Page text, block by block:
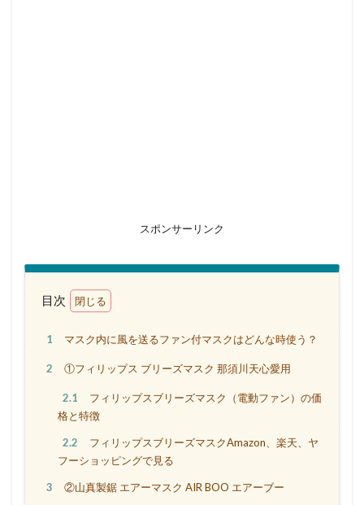
スポンサーリンク
目次
1 マスク内に風を送るファン付マスクはどんな時使う？
2 ①フィリップス ブリーズマスク 那須川天心愛用
2.1
フィリップスブリーズマスク（電動ファン）の価
格と特徴
2.2
フィリップスブリーズマスクAmazon、楽天、ヤ
フーショッピングで見る
3 ②山真製鋸 エアーマスク AIR BOO エアーブー